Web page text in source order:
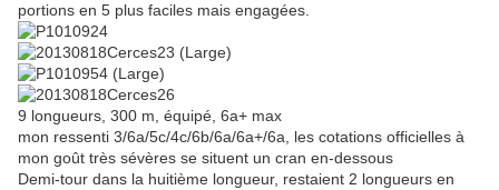
portions en 5 plus faciles mais engagées.
9 longueurs, 300 m, équipé, 6a+ max
mon ressenti 3/6a/5c/4c/6b/6a/6a+/6a, les cotations officielles à
mon goût très sévères se situent un cran en-dessous
Demi-tour dans la huitième longueur, restaient 2 longueurs en